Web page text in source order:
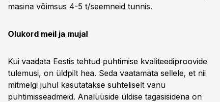
masina võimsus 4-5 t/seemneid tunnis.
Olukord meil ja mujal
Kui vaadata Eestis tehtud puhtimise kvaliteediproovide
tulemusi, on üldpilt hea. Seda vaatamata sellele, et nii
mitmelgi juhul kasutatakse suhteliselt vanu
puhtimisseadmeid. Analüüside üldise tagasisidena on